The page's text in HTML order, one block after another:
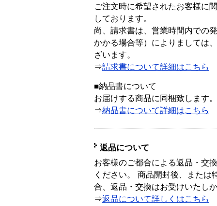
ご注文時に希望されたお客様に
しております。
尚、請求書は、営業時間内での
かかる場合等）によりましては
ざいます。
⇒請求書について詳細はこちら
■納品書について
お届けする商品に同梱致します。
⇒納品書について詳細はこちら
返品について
お客様のご都合による返品・交
ください。 商品開封後、または
合、返品・交換はお受けいたし
⇒返品について詳しくはこちら